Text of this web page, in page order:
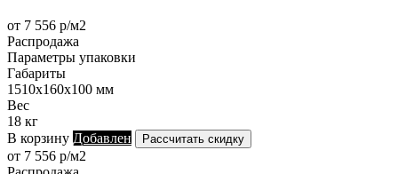
от 7 556 р/м2
Распродажа
Параметры упаковки
Габариты
1510х160х100 мм
Вес
18 кг
В корзину Добавлен Рассчитать скидку
от 7 556 р/м2